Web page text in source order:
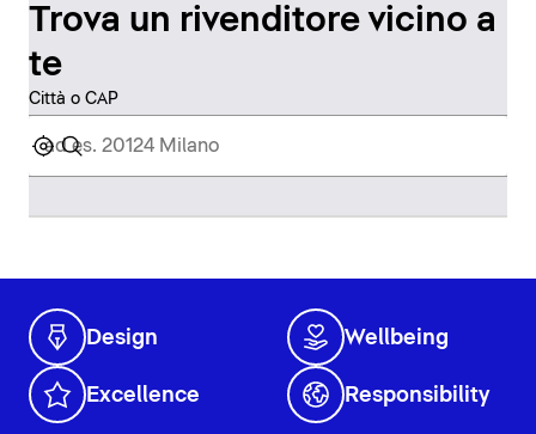
Trova un rivenditore vicino a
te
Città o CAP
Design Wellbeing
Excellence Responsibility